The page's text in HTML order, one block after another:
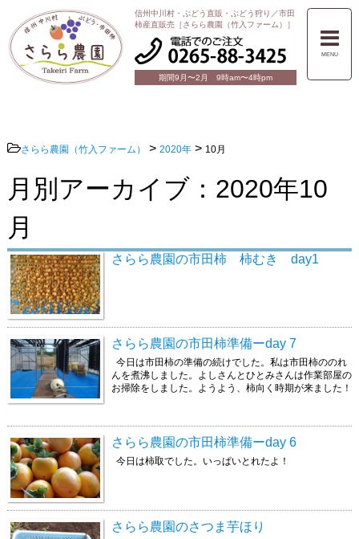
信州中川村・ぶどう直販・ぶどう狩り／市田
柿産直販売［さらら農園（竹入ファーム）］
期間9月〜2月 9時am〜4時pm
MENU
さらら農園（竹入ファーム） > 2020年> 10月
月別アーカイブ：2020年10
月
さらら農園の市田柿 柿むき day1
さらら農園の市田柿準備ーday 7
今日は市田柿の準備の続けでした。私は市田柿ののれ
んを煮沸しました。よしさんとひとみさんは作業部屋の
お掃除をしました。ようよう、柿向く時期が来ました！
さらら農園の市田柿準備ーday 6
今日は柿取でした。いっぱいとれたよ！
さらら農園のさつま芋ほり